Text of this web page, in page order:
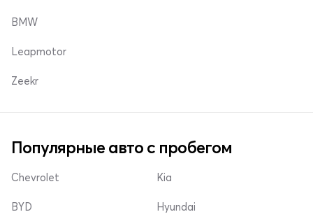
BMW
Leapmotor
Zeekr
Популярные авто с пробегом
Chevrolet
BYD
Kia
Hyundai